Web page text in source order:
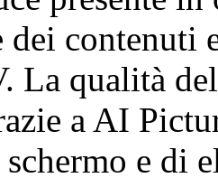
contenuti
La qualità
a AI
e di